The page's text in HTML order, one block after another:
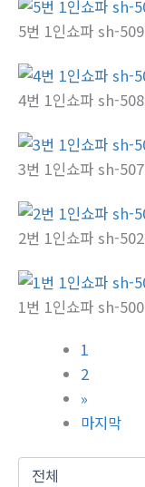
5번 1인쇼파 sh-509
4번 1인쇼파 sh-508
3번 1인쇼파 sh-507
2번 1인쇼파 sh-502
1번 1인쇼파 sh-500
1
2
»
마지막